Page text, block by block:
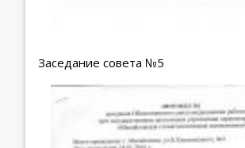
Заседание совета №5